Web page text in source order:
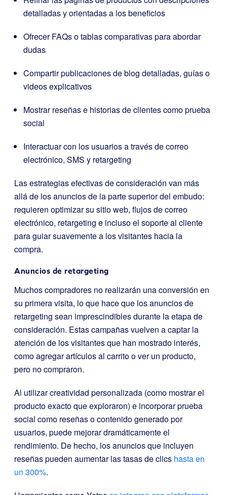
detalladas y orientadas a los beneficios
Ofrecer FAQs o tablas comparativas para abordar
dudas
Compartir publicaciones de blog detalladas, guías o
videos explicativos
Mostrar reseñas e historias de clientes como prueba
social
Interactuar con los usuarios a través de correo
electrónico, SMS y retargeting
Las estrategias efectivas de consideración van más
allá de los anuncios de la parte superior del embudo:
requieren optimizar su sitio web, flujos de correo
electrónico, retargeting e incluso el soporte al cliente
para guiar suavemente a los visitantes hacia la
compra.
Anuncios de retargeting
Muchos compradores no realizarán una conversión en
su primera visita, lo que hace que los anuncios de
retargeting sean imprescindibles durante la etapa de
consideración. Estas campañas vuelven a captar la
atención de los visitantes que han mostrado interés,
como agregar artículos al carrito o ver un producto,
pero no compraron.
Al utilizar creatividad personalizada (como mostrar el
producto exacto que exploraron) e incorporar prueba
social como reseñas o contenido generado por
usuarios, puede mejorar dramáticamente el
rendimiento. De hecho, los anuncios que incluyen
reseñas pueden aumentar las tasas de clics hasta en
un 300%.